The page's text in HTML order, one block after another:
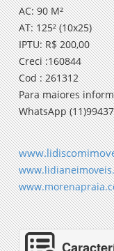
AC: 90 M²
AT: 125² (10x25)
IPTU: R$ 200,00
Creci :160844
Cod : 261312
Para maiores
WhatsApp